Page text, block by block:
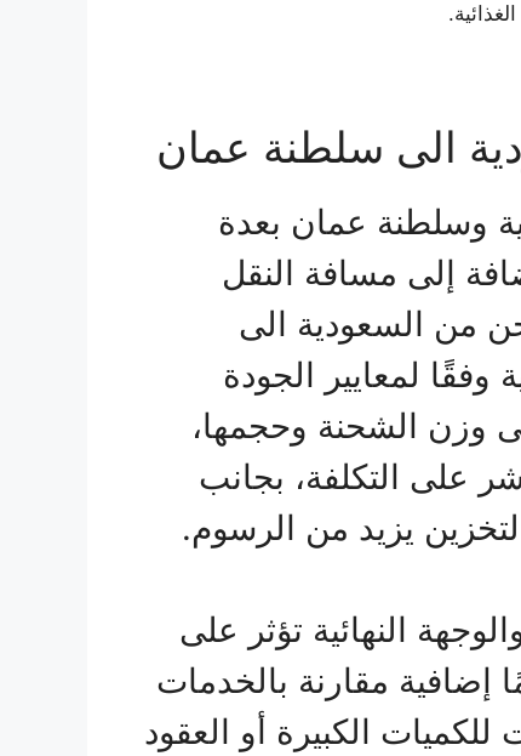
الى سلطنة عمان
وسلطنة عمان بعدة
إلى مسافة النقل
من السعودية الى
لمعايير الجودة
وزن الشحنة وحجمها،
على التكلفة، بجانب
يزيد من الرسوم.
النهائية تؤثر على
مقارنة بالخدمات
الكبيرة أو العقود